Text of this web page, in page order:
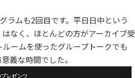
ラムも2回目です。平日日中という
なく、ほとんどの方がアーカイブ受
ームを使ったグループトークでも
義な時間でした。